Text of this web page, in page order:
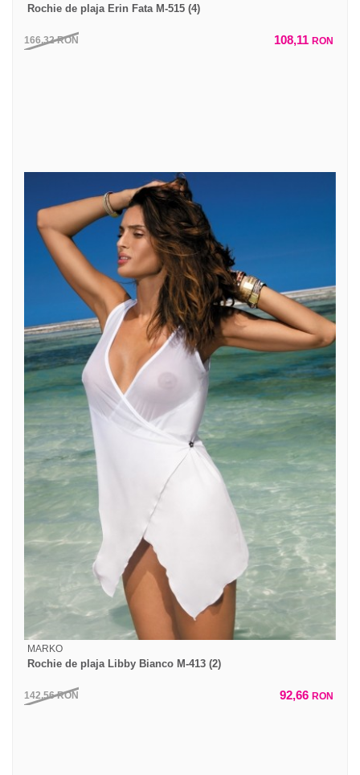
Rochie de plaja Erin Fata M-515 (4)
166,32RON 108,11 RON
MARKO
Rochie de plaja Libby Bianco M-413 (2)
142,56RON 92,66 RON